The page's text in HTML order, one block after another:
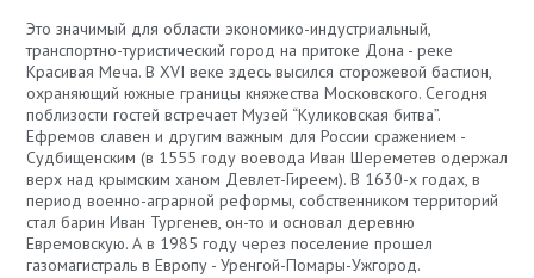
Это значимый для области экономико-индустриальный,
транспортно-туристический город на притоке Дона - реке
Красивая Меча. В XVI веке здесь высился сторожевой бастион,
охраняющий южные границы княжества Московского. Сегодня
поблизости гостей встречает Музей “Куликовская битва”.
Ефремов славен и другим важным для России сражением -
Судбищенским (в 1555 году воевода Иван Шереметев одержал
верх над крымским ханом Девлет-Гиреем). В 1630-х годах, в
период военно-аграрной реформы, собственником территорий
стал барин Иван Тургенев, он-то и основал деревню
Евремовскую. А в 1985 году через поселение прошел
газомагистраль в Европу - Уренгой-Помары-Ужгород.